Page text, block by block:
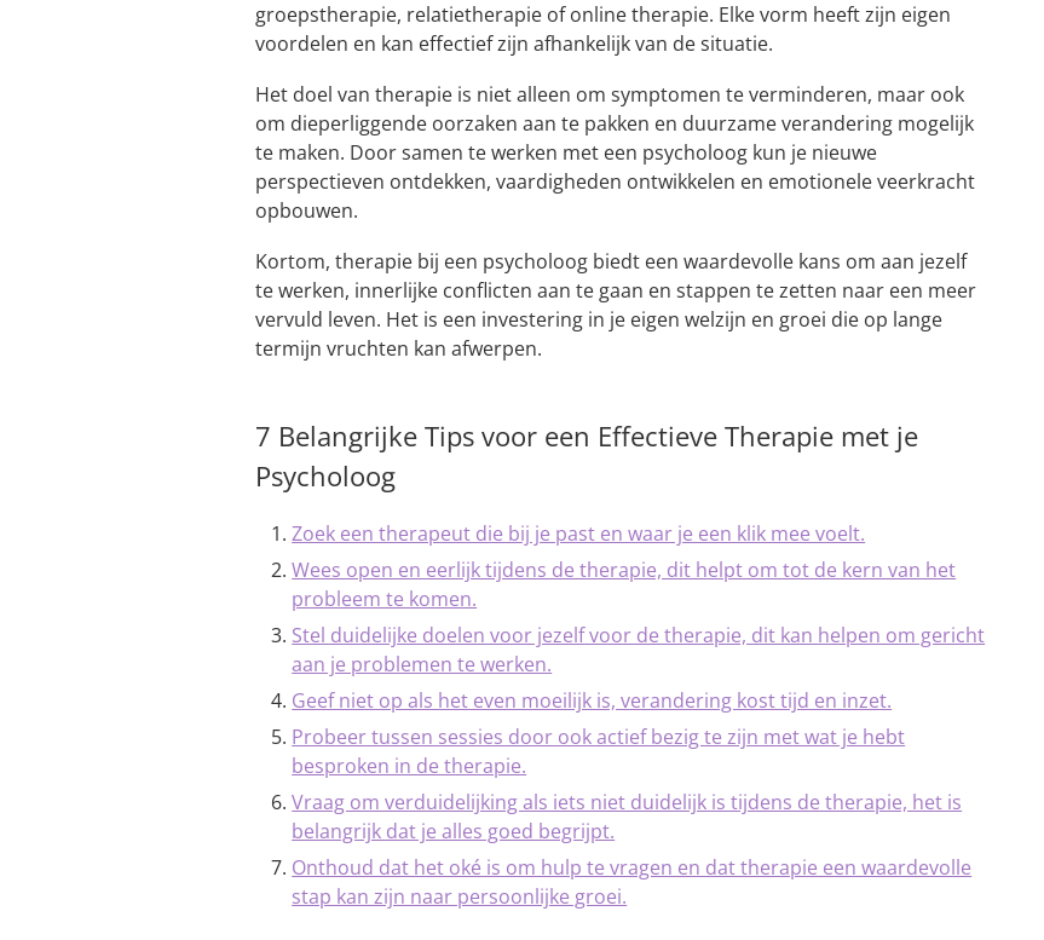
groepstherapie, relatietherapie of online therapie. Elke vorm heeft zijn eigen
voordelen en kan effectief zijn afhankelijk van de situatie.
Het doel van therapie is niet alleen om symptomen te verminderen, maar ook
om dieperliggende oorzaken aan te pakken en duurzame verandering mogelijk
te maken. Door samen te werken met een psycholoog kun je nieuwe
perspectieven ontdekken, vaardigheden ontwikkelen en emotionele veerkracht
opbouwen.
Kortom, therapie bij een psycholoog biedt een waardevolle kans om aan jezelf
te werken, innerlijke conflicten aan te gaan en stappen te zetten naar een meer
vervuld leven. Het is een investering in je eigen welzijn en groei die op lange
termijn vruchten kan afwerpen.
7 Belangrijke Tips voor een Effectieve Therapie met je
Psycholoog
Zoek een therapeut die bij je past en waar je een klik mee voelt.
Wees open en eerlijk tijdens de therapie, dit helpt om tot de kern van het
probleem te komen.
Stel duidelijke doelen voor jezelf voor de therapie, dit kan helpen om gericht
aan je problemen te werken.
Geef niet op als het even moeilijk is, verandering kost tijd en inzet.
Probeer tussen sessies door ook actief bezig te zijn met wat je hebt
besproken in de therapie.
Vraag om verduidelijking als iets niet duidelijk is tijdens de therapie, het is
belangrijk dat je alles goed begrijpt.
Onthoud dat het oké is om hulp te vragen en dat therapie een waardevolle
stap kan zijn naar persoonlijke groei.